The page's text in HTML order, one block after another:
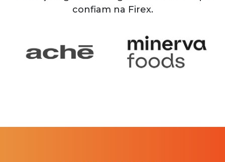
confiam na Firex.